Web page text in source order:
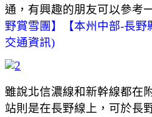
通，有興趣的朋友可以參考
野賞雪團】【本州中部-長野
交通資訊)
雖說北信濃線和新幹線都在
站則是在長野線上，可於長